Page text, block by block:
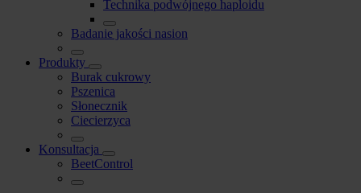
Technika podwójnego haploidu
Badanie jakości nasion
Produkty
Burak cukrowy
Pszenica
Słonecznik
Ciecierzyca
Konsultacja
BeetControl